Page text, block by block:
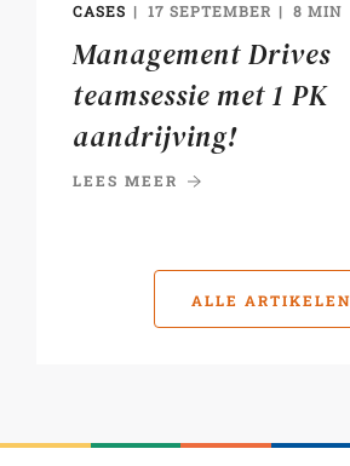
CASES 17 SEPTEMBER 8 MIN
Management Drives
teamsessie met 1 PK
aandrijving!
LEES MEER
ALLE ARTIKELEN